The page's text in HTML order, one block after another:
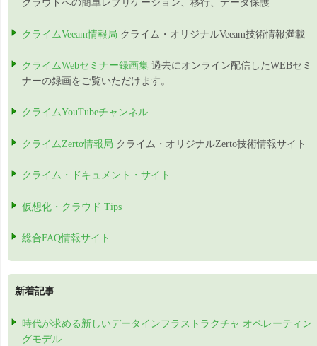
クラウドへの簡単レプリケーション、移行、データ保護
クライムVeeam情報局 クライム・オリジナルVeeam技術情報満載
クライムWebセミナー録画集 過去にオンライン配信したWEBセミ
ナーの録画をご覧いただけます。
クライムYouTubeチャンネル
クライムZerto情報局 クライム・オリジナルZerto技術情報サイト
クライム・ドキュメント・サイト
仮想化・クラウド Tips
総合FAQ情報サイト
新着記事
時代が求める新しいデータインフラストラクチャ オペレーティン
グモデル